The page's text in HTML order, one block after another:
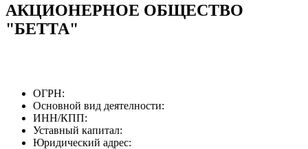
АКЦИОНЕРНОЕ ОБЩЕСТВО
"БЕТТА"
ОГРН:
Основной вид деятелности:
ИНН/КПП:
Уставный капитал:
Юридический адрес: